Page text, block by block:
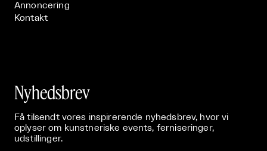
Annoncering
Kontakt
Nyhedsbrev
Få tilsendt vores inspirerende nyhedsbrev, hvor vi
oplyser om kunstneriske events, ferniseringer,
udstillinger.